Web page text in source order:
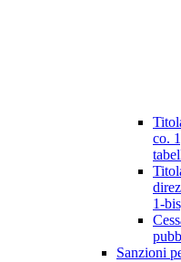
co.
1-
Sanzioni